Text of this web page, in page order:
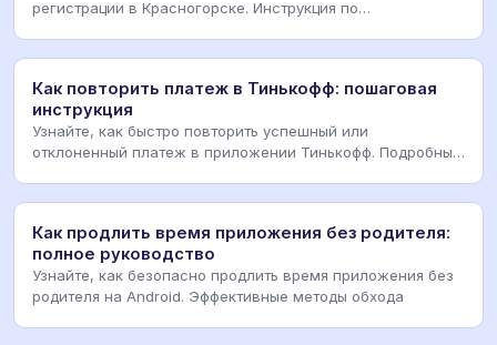
регистрации в Красногорске. Инструкция по
Как повторить платеж в Тинькофф: пошаговая
инструкция
Узнайте, как быстро повторить успешный или
отклоненный платеж в приложении Тинькофф. Подробный
Как продлить время приложения без родителя:
полное руководство
Узнайте, как безопасно продлить время приложения без
родителя на Android. Эффективные методы обхода